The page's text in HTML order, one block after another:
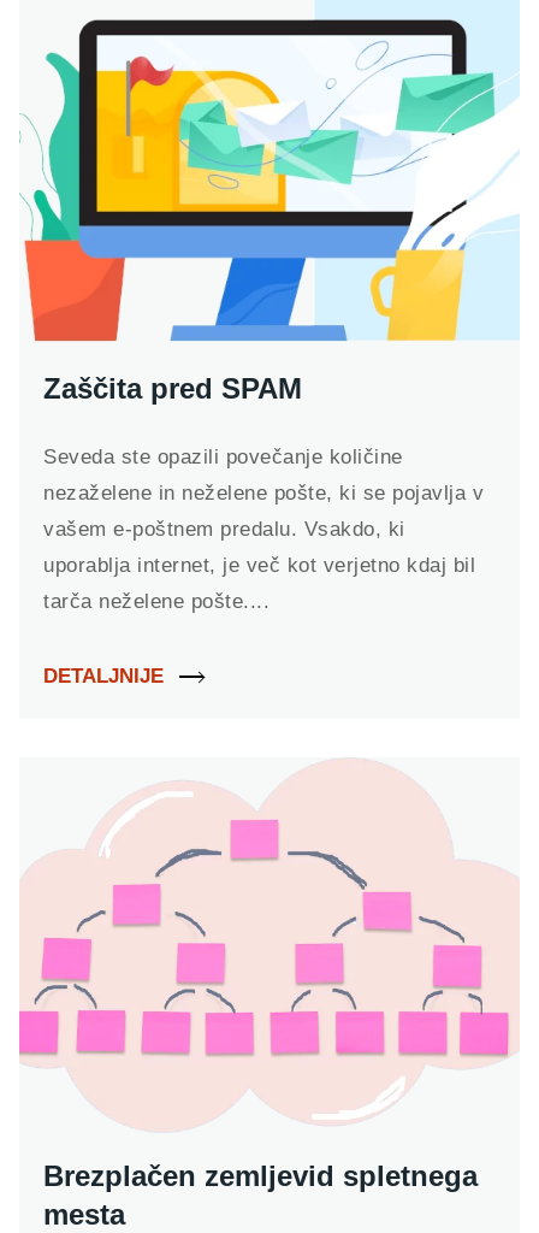
Zaščita pred SPAM
Seveda ste opazili povečanje količine
nezaželene in neželene pošte, ki se pojavlja v
vašem e-poštnem predalu. Vsakdo, ki
uporablja internet, je več kot verjetno kdaj bil
tarča neželene pošte....
DETALJNIJE
Brezplačen zemljevid spletnega
mesta